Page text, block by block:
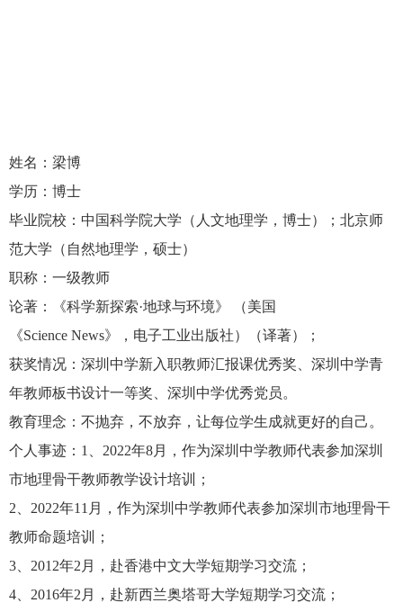
姓名：梁博
学历：博士
毕业院校：中国科学院大学（人文地理学，博士）；北京师
范大学（自然地理学，硕士）
职称：一级教师
论著：《科学新探索·地球与环境》
（美国
《Science News》，电子工业出版社）（译著）；
获奖情况：深圳中学新入职教师汇报课优秀奖、深圳中学青
年教师板书设计一等奖、深圳中学优秀党员。
教育理念：不抛弃，不放弃，让每位学生成就更好的自己。
个人事迹： 1 2022年8月，作为深圳中学教师代表参加深圳
市地理骨干教师教学设计培训；
2
2022年11 月，作为深圳中学教师代表参加深圳市地理骨干
教师命题培训；
3
2012年2 月，赴香港中文大学短期学习交流；
4
2016年2 月，赴新西兰奥塔哥大学短期学习交流；